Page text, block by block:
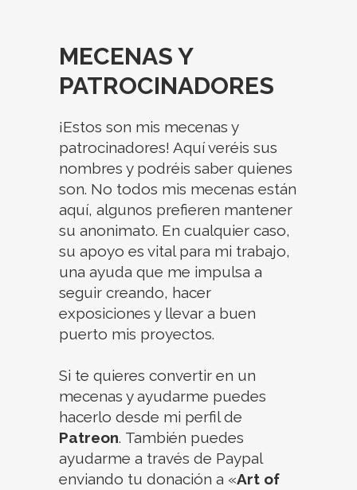
MECENAS Y
PATROCINADORES
¡Estos son mis mecenas y
patrocinadores! Aquí veréis sus
nombres y podréis saber quienes
son. No todos mis mecenas están
aquí, algunos prefieren mantener
su anonimato. En cualquier caso,
su apoyo es vital para mi trabajo,
una ayuda que me impulsa a
seguir creando, hacer
exposiciones y llevar a buen
puerto mis proyectos.
Si te quieres convertir en un
mecenas y ayudarme puedes
hacerlo desde mi perfil de
Patreon. También puedes
ayudarme a través de Paypal
enviando tu donación a «Art of